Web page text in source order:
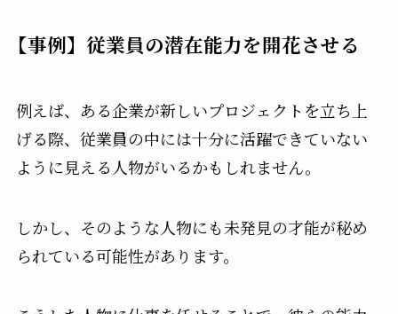
【事例】従業員の潜在能力を開花させる
例えば、ある企業が新しいプロジェクトを立ち上
げる際、従業員の中には十分に活躍できていない
ように見える人物がいるかもしれません。
しかし、そのような人物にも未発見の才能が秘め
られている可能性があります。